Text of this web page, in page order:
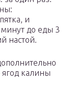
и
до еды 3
настой.
калины